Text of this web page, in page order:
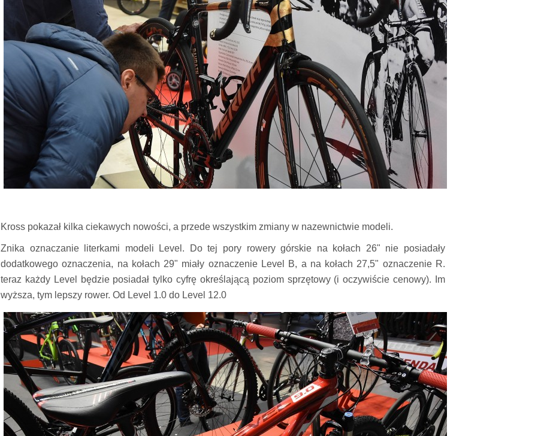
Kross pokazał kilka ciekawych nowości, a przede wszystkim zmiany w nazewnictwie modeli.
Znika oznaczanie literkami modeli Level. Do tej pory rowery górskie na kołach 26" nie posiadały
dodatkowego oznaczenia, na kołach 29" miały oznaczenie Level B, a na kołach 27,5" oznaczenie R.
teraz każdy Level będzie posiadał tylko cyfrę określającą poziom sprzętowy (i oczywiście cenowy). Im
wyższa, tym lepszy rower. Od Level 1.0 do Level 12.0